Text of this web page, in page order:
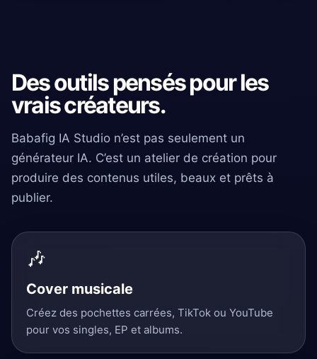
Des outils pensés pour les
vrais créateurs.
Babafig IA Studio n’est pas seulement un
générateur IA. C’est un atelier de création pour
produire des contenus utiles, beaux et prêts à
publier.
🎶
Cover musicale
Créez des pochettes carrées, TikTok ou YouTube
pour vos singles, EP et albums.